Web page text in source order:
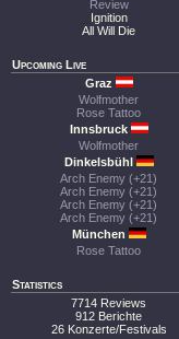
Review
Ignition
All Will Die
Upcoming Live
Graz
Wolfmother
Rose Tattoo
Innsbruck
Wolfmother
Dinkelsbühl
Arch Enemy (+21)
Arch Enemy (+21)
Arch Enemy (+21)
Arch Enemy (+21)
München
Rose Tattoo
Statistics
7714 Reviews
912 Berichte
26 Konzerte/Festivals